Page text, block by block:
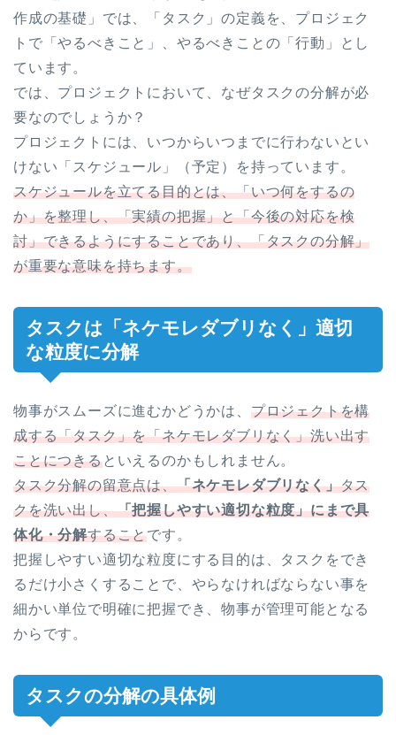
作成の基礎」では、「タスク」の定義を、プロジェク
トで「やるべきこと」、やるべきことの「行動」とし
ています。
では、プロジェクトにおいて、なぜタスクの分解が必
要なのでしょうか？
プロジェクトには、いつからいつまでに行わないとい
けない「スケジュール」（予定）を持っています。
スケジュールを立てる目的とは、「いつ何をするの
か」を整理し、「実績の把握」と「今後の対応を検
討」できるようにすることであり、「タスクの分解」
が重要な意味を持ちます。
タスクは「ネケモレダブリなく」適切
な粒度に分解
物事がスムーズに進むかどうかは、 プロジェクトを構
成する「タスク」を「ネケモレダブリなく」洗い出す
ことにつきるといえるのかもしれません。
タスク分解の留意点は、「ネケモレダブリなく」タス
クを洗い出し、「把握しやすい適切な粒度」にまで具
体化・分解することです。
把握しやすい適切な粒度にする目的は、タスクをでき
るだけ小さくすることで、やらなければならない事を
細かい単位で明確に把握でき、物事が管理可能となる
からです。
タスクの分解の具体例